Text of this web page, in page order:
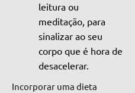
leitura ou
meditação, para
sinalizar ao seu
corpo que é hora de
desacelerar.
Incorporar uma dieta